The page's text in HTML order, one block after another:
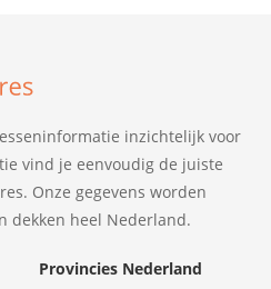
inzichtelijk voor
vind je eenvoudig de juiste
Onze gegevens worden
dekken heel Nederland.
Provincies Nederland